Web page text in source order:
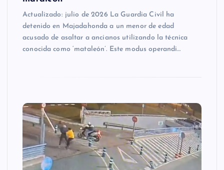
Actualizado: julio de 2026 La Guardia Civil ha
detenido en Majadahonda a un menor de edad
acusado de asaltar a ancianos utilizando la técnica
conocida como ‘mataleón’. Este modus operandi…